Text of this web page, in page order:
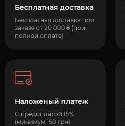
Бесплатная доставка
Бесплатная доставка при
заказе от 20 000 ₴ (при
полной оплате)
Наложеный платеж
С предоплатой 15%
(минимум 150 грн)